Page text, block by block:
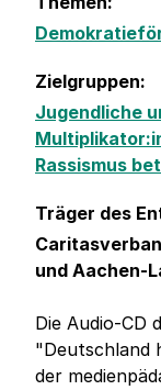
Zielgruppen:
Jugendliche
Rassismus
Träger des
und Aachen-
Die Audio-CD
"Deutschland
der